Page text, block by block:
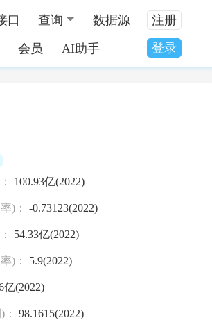
口 查询 数据源
会员 AI助手
注册
登录
100.93亿(2022)
)： -0.73123(2022)
54.33亿(2022)
)： 5.9(2022)
亿(2022)
98.1615(2022)